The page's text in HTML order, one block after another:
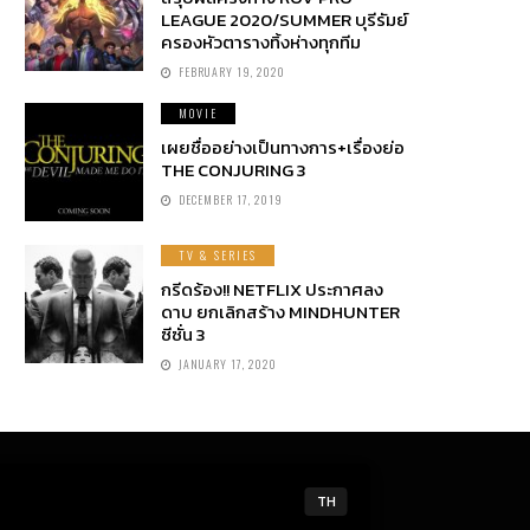
LEAGUE 2020/SUMMER บุรีรัมย์
ครองหัวตารางทิ้งห่างทุกทีม
FEBRUARY 19, 2020
MOVIE
เผยชื่ออย่างเป็นทางการ+เรื่องย่อ
THE CONJURING 3
DECEMBER 17, 2019
TV & SERIES
กรีดร้อง!! NETFLIX ประกาศลง
ดาบ ยกเลิกสร้าง MINDHUNTER
ซีซั่น 3
JANUARY 17, 2020
TH